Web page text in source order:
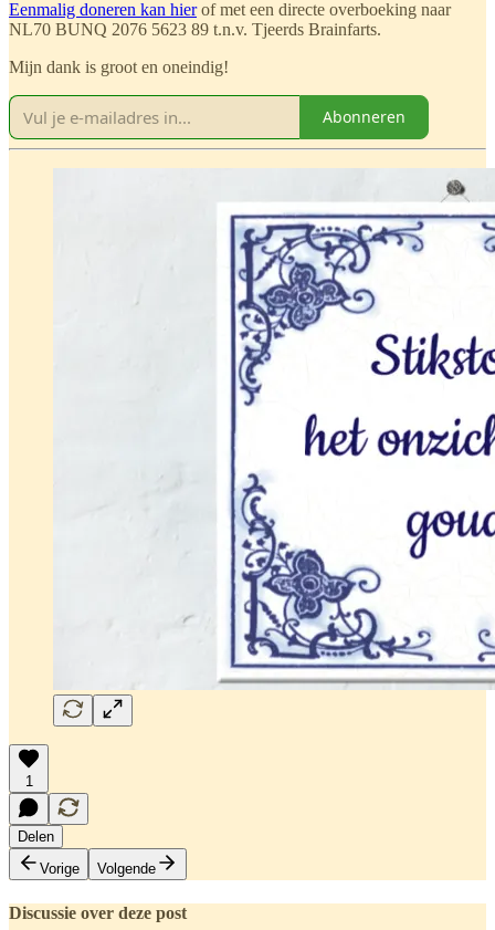
Eenmalig doneren kan hierof met een directe overboeking naar
NL70 BUNQ 2076 5623 89 t.n.v. Tjeerds Brainfarts.
Mijn dank is groot en oneindig!
Abonneren
1
Delen
Vorige
Volgende
Discussie over deze post